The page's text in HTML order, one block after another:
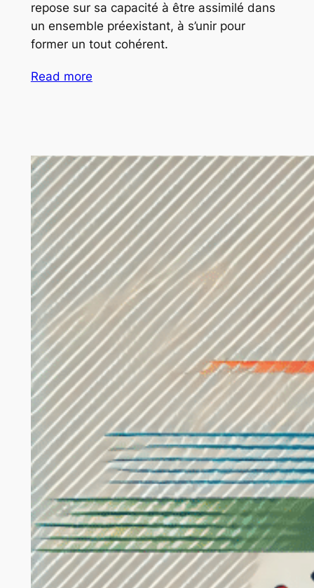
repose sur sa capacité à être assimilé dans
un ensemble préexistant, à s’unir pour
former un tout cohérent.
Read more